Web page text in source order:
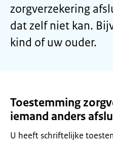
zorgverzekering
dat zelf niet kan.
kind of uw ouder.
Toestemming
iemand anders
U heeft schriftelijke